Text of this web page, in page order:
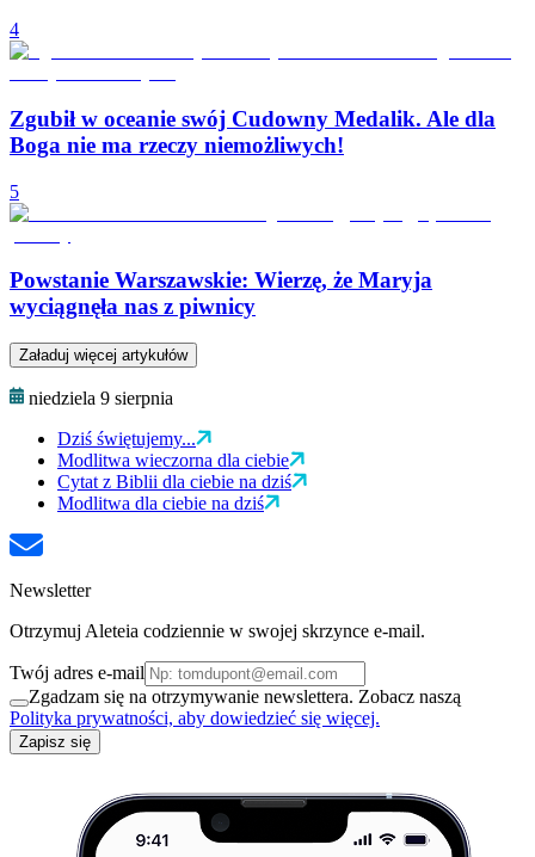
4
Zgubił w oceanie swój Cudowny Medalik. Ale dla
Boga nie ma rzeczy niemożliwych!
5
Powstanie Warszawskie: Wierzę, że Maryja
wyciągnęła nas z piwnicy
Załaduj więcej artykułów
niedziela 9 sierpnia
Dziś świętujemy...
Modlitwa wieczorna dla ciebie
Cytat z Biblii dla ciebie na dziś
Modlitwa dla ciebie na dziś
Newsletter
Otrzymuj Aleteia codziennie w swojej skrzynce e-mail.
Twój adres e-mail
Zgadzam się na otrzymywanie newslettera. Zobacz naszą
Polityka prywatności, aby dowiedzieć się więcej.
Zapisz się